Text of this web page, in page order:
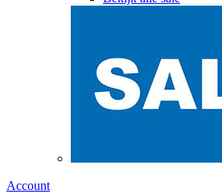
Account